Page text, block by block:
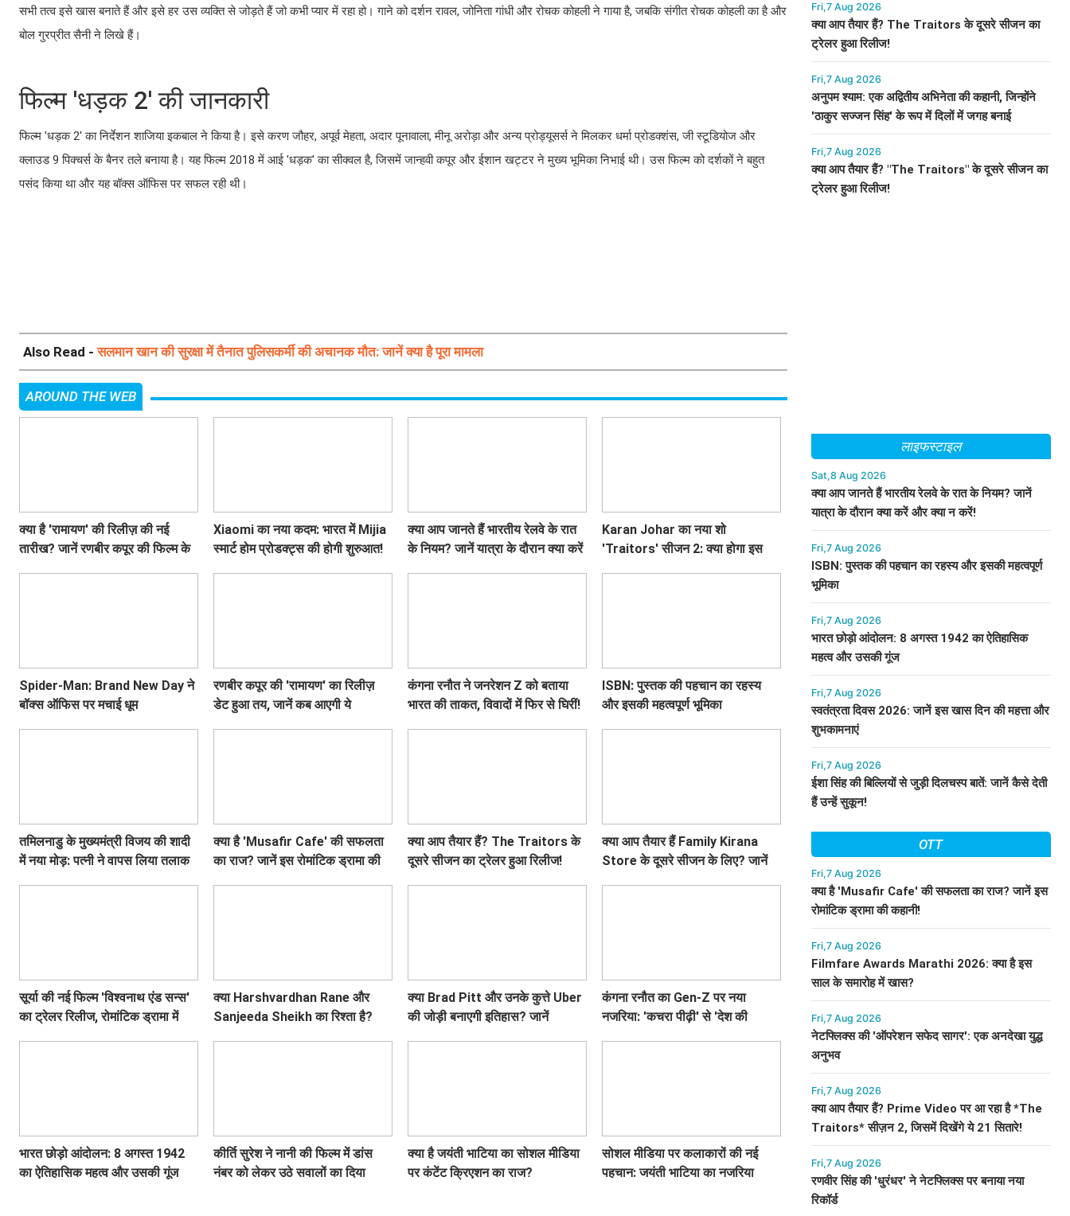
सभी तत्व इसे खास बनाते हैं और इसे हर उस व्यक्ति से जोड़ते हैं जो कभी प्यार में रहा हो। गाने को दर्शन रावल, जोनिता गांधी और रोचक कोहली ने गाया है, जबकि संगीत रोचक कोहली का है और
बोल गुरप्रीत सैनी ने लिखे हैं।
फिल्म 'धड़क 2' की जानकारी
फिल्म 'धड़क 2' का निर्देशन शाजिया इकबाल ने किया है। इसे करण जौहर, अपूर्व मेहता, अदार पूनावाला, मीनू अरोड़ा और अन्य प्रोड्यूसर्स ने मिलकर धर्मा प्रोडक्शंस, जी स्टूडियोज और
क्लाउड 9 पिक्चर्स के बैनर तले बनाया है। यह फिल्म 2018 में आई 'धड़क' का सीक्वल है, जिसमें जान्हवी कपूर और ईशान खट्टर ने मुख्य भूमिका निभाई थी। उस फिल्म को दर्शकों ने बहुत
पसंद किया था और यह बॉक्स ऑफिस पर सफल रही थी।
Also Read -सलमान खान की सुरक्षा में तैनात पुलिसकर्मी की अचानक मौत: जानें क्या है पूरा मामला
AROUND THE WEB
क्या है 'रामायण' की रिलीज़ की नई
तारीख? जानें रणबीर कपूर की फिल्म के
Xiaomi का नया कदम: भारत में Mijia
स्मार्ट होम प्रोडक्ट्स की होगी शुरुआत!
क्या आप जानते हैं भारतीय रेलवे के रात
के नियम? जानें यात्रा के दौरान क्या करें
Karan Johar का नया शो
'Traitors' सीजन 2: क्या होगा इस
Spider-Man: Brand New Day ने
बॉक्स ऑफिस पर मचाई धूम
रणबीर कपूर की 'रामायण' का रिलीज़
डेट हुआ तय, जानें कब आएगी ये
कंगना रनौत ने जनरेशन Z को बताया
भारत की ताकत, विवादों में फिर से घिरीं!
ISBN: पुस्तक की पहचान का रहस्य
और इसकी महत्वपूर्ण भूमिका
तमिलनाडु के मुख्यमंत्री विजय की शादी
में नया मोड़: पत्नी ने वापस लिया तलाक
क्या है 'Musafir Cafe' की सफलता
का राज? जानें इस रोमांटिक ड्रामा की
क्या आप तैयार हैं? The Traitors के
दूसरे सीजन का ट्रेलर हुआ रिलीज!
क्या आप तैयार हैं Family Kirana
Store के दूसरे सीजन के लिए? जानें
सूर्या की नई फिल्म 'विश्वनाथ एंड सन्स'
का ट्रेलर रिलीज, रोमांटिक ड्रामा में
क्या Harshvardhan Rane और
Sanjeeda Sheikh का रिश्ता है?
क्या Brad Pitt और उनके कुत्ते Uber
की जोड़ी बनाएगी इतिहास? जानें
कंगना रनौत का Gen-Z पर नया
नजरिया: 'कचरा पीढ़ी' से 'देश की
भारत छोड़ो आंदोलन: 8 अगस्त 1942
का ऐतिहासिक महत्व और उसकी गूंज
कीर्ति सुरेश ने नानी की फिल्म में डांस
नंबर को लेकर उठे सवालों का दिया
क्या है जयंती भाटिया का सोशल मीडिया
पर कंटेंट क्रिएशन का राज?
सोशल मीडिया पर कलाकारों की नई
पहचान: जयंती भाटिया का नजरिया
Fri,7 Aug 2026
क्या आप तैयार हैं? The Traitors के दूसरे सीजन का
ट्रेलर हुआ रिलीज!
Fri,7 Aug 2026
अनुपम श्याम: एक अद्वितीय अभिनेता की कहानी, जिन्होंने
'ठाकुर सज्जन सिंह' के रूप में दिलों में जगह बनाई
Fri,7 Aug 2026
क्या आप तैयार हैं? "The Traitors" के दूसरे सीजन का
ट्रेलर हुआ रिलीज!
लाइफस्टाइल
Sat,8 Aug 2026
क्या आप जानते हैं भारतीय रेलवे के रात के नियम? जानें
यात्रा के दौरान क्या करें और क्या न करें!
Fri,7 Aug 2026
ISBN: पुस्तक की पहचान का रहस्य और इसकी महत्वपूर्ण
भूमिका
Fri,7 Aug 2026
भारत छोड़ो आंदोलन: 8 अगस्त 1942 का ऐतिहासिक
महत्व और उसकी गूंज
Fri,7 Aug 2026
स्वतंत्रता दिवस 2026: जानें इस खास दिन की महत्ता और
शुभकामनाएं
Fri,7 Aug 2026
ईशा सिंह की बिल्लियों से जुड़ी दिलचस्प बातें: जानें कैसे देती
हैं उन्हें सुकून!
OTT
Fri,7 Aug 2026
क्या है 'Musafir Cafe' की सफलता का राज? जानें इस
रोमांटिक ड्रामा की कहानी!
Fri,7 Aug 2026
Filmfare Awards Marathi 2026: क्या है इस
साल के समारोह में खास?
Fri,7 Aug 2026
नेटफ्लिक्स की 'ऑपरेशन सफेद सागर': एक अनदेखा युद्ध
अनुभव
Fri,7 Aug 2026
क्या आप तैयार हैं? Prime Video पर आ रहा है *The
Traitors* सीज़न 2, जिसमें दिखेंगे ये 21 सितारे!
Fri,7 Aug 2026
रणवीर सिंह की 'धुरंधर' ने नेटफ्लिक्स पर बनाया नया
रिकॉर्ड